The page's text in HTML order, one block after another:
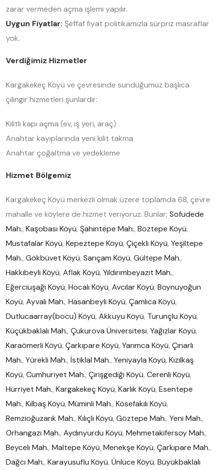
zarar vermeden açma işlemi yapılır.
Uygun Fiyatlar: Şeffaf fiyat politikamızla sürpriz masraflar
yok.
Verdiğimiz Hizmetler
Kargakekeç Köyü ve çevresinde sunduğumuz başlıca
çilingir hizmetleri şunlardır:
Kilitli kapı açma (ev, iş yeri, araç)
Anahtar kayıplarında yeni kilit takma
Anahtar çoğaltma ve yedekleme
Hizmet Bölgemiz
Kargakekeç Köyü merkezli olmak üzere toplamda 68, çevre
mahalle ve köylere de hizmet veriyoruz. Bunlar; Sofudede
Mah., Kaşobası Köyü, Şahintepe Mah., Boztepe Köyü,
Mustafalar Köyü, Kepeztepe Köyü, Çiçekli Köyü, Yeşiltepe
Mah., Gökbüvet Köyü, Sarıçam Köyü, Gültepe Mah.,
Hakkıbeyli Köyü, Aflak Köyü, Yıldırımbeyazıt Mah.,
Eğerciuşağı Köyü, Hocalı Köyü, Avcılar Köyü, Boynuyoğun
Köyü, Ayvalı Mah., Hasanbeyli Köyü, Çamlıca Köyü,
Dutlucaarray(bocu) Köyü, Akkuyu Köyü, Turunçlu Köyü,
Küçükbaklalı Mah., Çukurova Üniversitesi, Yağızlar Köyü,
Karaömerli Köyü, Çarkıpare Köyü, Yarımca Köyü, Çınarlı
Mah., Yürekli Mah., İstiklal Mah., Yeniyayla Köyü, Kızılkaş
Köyü, Cumhuriyet Mah., Çirişgediği Köyü, Cerenli Köyü,
Hürriyet Mah., Kargakekeç Köyü, Karlık Köyü, Esentepe
Mah., Kılbaş Köyü, Müminli Mah., Kösefakılı Köyü,
Remzioğuzarık Mah., Kılıçlı Köyü, Göztepe Mah., Yeni Mah.,
Orhangazı Mah., Aydınyurdu Köyü, Mehmetakifersoy Mah.,
Beycelı Mah., Maltepe Köyü, Menekşe Köyü, Çarkıpare Mah.,
Dağcı Mah., Karayusuflu Köyü, Ünlüce Köyü, Büyükbaklalı